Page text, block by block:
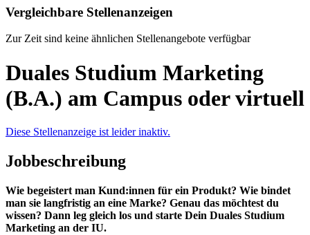
Vergleichbare Stellenanzeigen
Zur Zeit sind keine ähnlichen Stellenangebote verfügbar
Duales Studium Marketing
(B.A.) am Campus oder virtuell
Diese Stellenanzeige ist leider inaktiv.
Jobbeschreibung
Wie begeistert man Kund:innen für ein Produkt? Wie bindet
man sie langfristig an eine Marke? Genau das möchtest du
wissen? Dann leg gleich los und starte Dein Duales Studium
Marketing an der IU.